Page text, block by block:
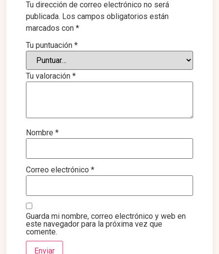
Tu dirección de correo electrónico no será
publicada. Los campos obligatorios están
marcados con*
Tu puntuación*
Tu valoración*
Nombre*
Correo electrónico*
Guarda mi nombre, correo electrónico y web en
este navegador para la próxima vez que
comente.